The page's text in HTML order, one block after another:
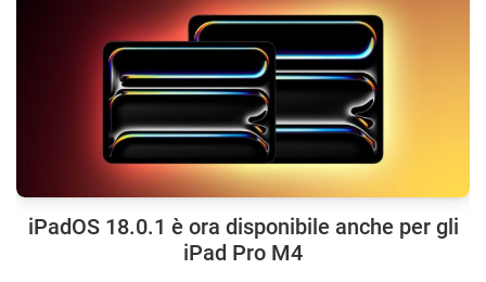
iPadOS 18.0.1 è ora disponibile anche per gli
iPad Pro M4